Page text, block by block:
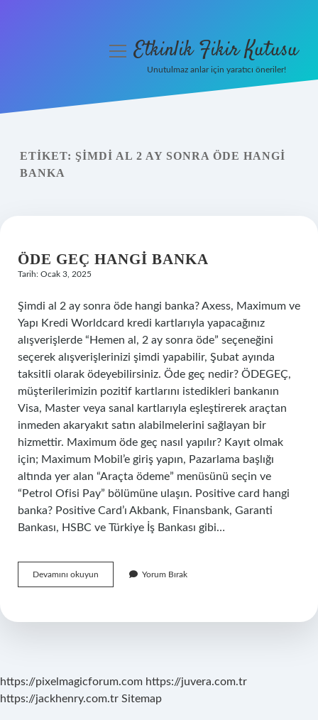
Yasal Uyarı
menüyüEtkinlik Fikir Kutusu
Unutulmaz anlar için yaratıcı öneriler!
ETIKET: ŞIMDI AL 2 AY SONRA ÖDE HANGI
BANKA
ÖDE GEÇ HANGI BANKA
Tarih: Ocak 3, 2025
Şimdi al 2 ay sonra öde hangi banka? Axess, Maximum ve
Yapı Kredi Worldcard kredi kartlarıyla yapacağınız
alışverişlerde “Hemen al, 2 ay sonra öde” seçeneğini
seçerek alışverişlerinizi şimdi yapabilir, Şubat ayında
taksitli olarak ödeyebilirsiniz. Öde geç nedir? ÖDEGEÇ,
müşterilerimizin pozitif kartlarını istedikleri bankanın
Visa, Master veya sanal kartlarıyla eşleştirerek araçtan
inmeden akaryakıt satın alabilmelerini sağlayan bir
hizmettir. Maximum öde geç nasıl yapılır? Kayıt olmak
için; Maximum Mobil’e giriş yapın, Pazarlama başlığı
altında yer alan “Araçta ödeme” menüsünü seçin ve
“Petrol Ofisi Pay” bölümüne ulaşın. Positive card hangi
banka? Positive Card’ı Akbank, Finansbank, Garanti
Bankası, HSBC ve Türkiye İş Bankası gibi…
Devamını okuyun
Geç
Yorum Bırak
https://pixelmagicforum.com https://juvera.com.tr
https://jackhenry.com.tr Sitemap